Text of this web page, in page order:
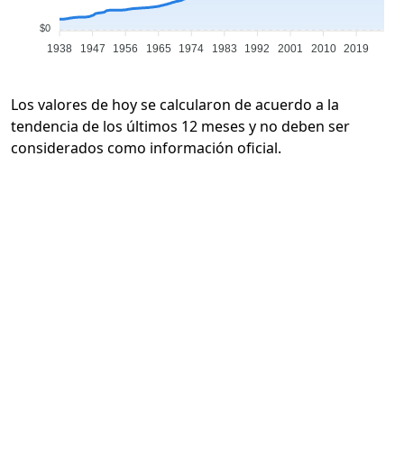
$0
1938 1947 1956 1965 1974 1983 1992 2001 2010 2019
Los valores de hoy se calcularon de acuerdo a la
tendencia de los últimos 12 meses y no deben ser
considerados como información oficial.